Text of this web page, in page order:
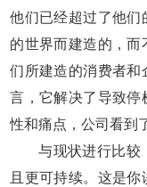
他们已经超过了他们
的世界而建造的，
们所建造的消费者和
言，它解决了导致停
性和痛点，公司看到
与现状进行比较
且更可持续。这是